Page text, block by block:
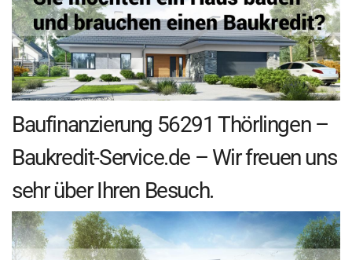
Baufinanzierung 56291 Thörlingen –
Baukredit-Service.de – Wir freuen uns
sehr über Ihren Besuch.